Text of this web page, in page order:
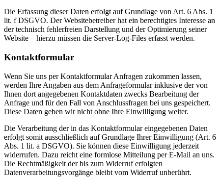
Die Erfassung dieser Daten erfolgt auf Grundlage von Art. 6 Abs. 1
lit. f DSGVO. Der Websitebetreiber hat ein berechtigtes Interesse an
der technisch fehlerfreien Darstellung und der Optimierung seiner
Website – hierzu müssen die Server-Log-Files erfasst werden.
Kontaktformular
Wenn Sie uns per Kontaktformular Anfragen zukommen lassen,
werden Ihre Angaben aus dem Anfrageformular inklusive der von
Ihnen dort angegebenen Kontaktdaten zwecks Bearbeitung der
Anfrage und für den Fall von Anschlussfragen bei uns gespeichert.
Diese Daten geben wir nicht ohne Ihre Einwilligung weiter.
Die Verarbeitung der in das Kontaktformular eingegebenen Daten
erfolgt somit ausschließlich auf Grundlage Ihrer Einwilligung (Art. 6
Abs. 1 lit. a DSGVO). Sie können diese Einwilligung jederzeit
widerrufen. Dazu reicht eine formlose Mitteilung per E-Mail an uns.
Die Rechtmäßigkeit der bis zum Widerruf erfolgten
Datenverarbeitungsvorgänge bleibt vom Widerruf unberührt.